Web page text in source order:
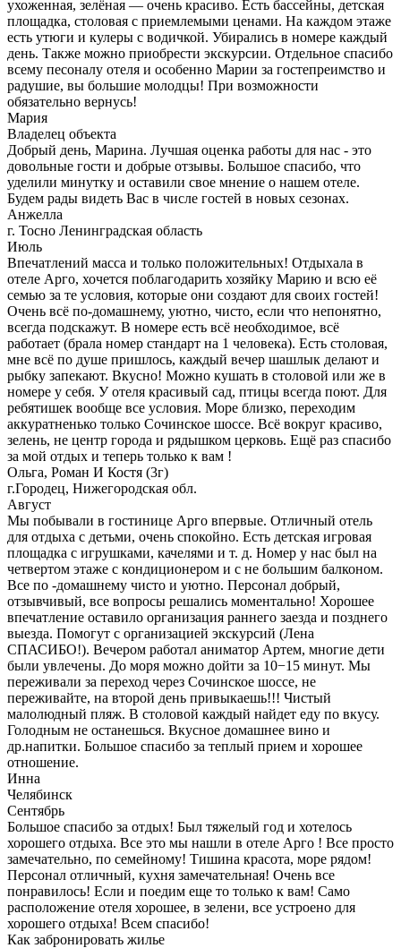
ухоженная, зелёная — очень красиво. Есть бассейны, детская
площадка, столовая с приемлемыми ценами. На каждом этаже
есть утюги и кулеры с водичкой. Убирались в номере каждый
день. Также можно приобрести экскурсии. Отдельное спасибо
всему песоналу отеля и особенно Марии за гостепреимство и
радушие, вы большие молодцы! При возможности
обязательно вернусь!
Мария
Владелец объекта
Добрый день, Марина. Лучшая оценка работы для нас - это
довольные гости и добрые отзывы. Большое спасибо, что
уделили минутку и оставили свое мнение о нашем отеле.
Будем рады видеть Вас в числе гостей в новых сезонах.
Анжелла
г. Тосно Ленинградская область
Июль
Впечатлений масса и только положительных! Отдыхала в
отеле Арго, хочется поблагодарить хозяйку Марию и всю её
семью за те условия, которые они создают для своих гостей!
Очень всё по-домашнему, уютно, чисто, если что непонятно,
всегда подскажут. В номере есть всё необходимое, всё
работает (брала номер стандарт на 1 человека). Есть столовая,
мне всё по душе пришлось, каждый вечер шашлык делают и
рыбку запекают. Вкусно! Можно кушать в столовой или же в
номере у себя. У отеля красивый сад, птицы всегда поют. Для
ребятишек вообще все условия. Море близко, переходим
аккуратненько только Сочинское шоссе. Всё вокруг красиво,
зелень, не центр города и рядышком церковь. Ещё раз спасибо
за мой отдых и теперь только к вам !
Ольга, Роман И Костя (3г)
г.Городец, Нижегородская обл.
Август
Мы побывали в гостинице Арго впервые. Отличный отель
для отдыха с детьми, очень спокойно. Есть детская игровая
площадка с игрушками, качелями и т. д. Номер у нас был на
четвертом этаже с кондиционером и с не большим балконом.
Все по -домашнему чисто и уютно. Персонал добрый,
отзывчивый, все вопросы решались моментально! Хорошее
впечатление оставило организация раннего заезда и позднего
выезда. Помогут с организацией экскурсий (Лена
СПАСИБО!). Вечером работал аниматор Артем, многие дети
были увлечены. До моря можно дойти за 10−15 минут. Мы
переживали за переход через Сочинское шоссе, не
переживайте, на второй день привыкаешь!!! Чистый
малолюдный пляж. В столовой каждый найдет еду по вкусу.
Голодным не останешься. Вкусное домашнее вино и
др.напитки. Большое спасибо за теплый прием и хорошее
отношение.
Инна
Челябинск
Сентябрь
Большое спасибо за отдых! Был тяжелый год и хотелось
хорошего отдыха. Все это мы нашли в отеле Арго ! Все просто
замечательно, по семейному! Тишина красота, море рядом!
Персонал отличный, кухня замечательная! Очень все
понравилось! Если и поедим еще то только к вам! Само
расположение отеля хорошее, в зелени, все устроено для
хорошего отдыха! Всем спасибо!
Как забронировать жилье